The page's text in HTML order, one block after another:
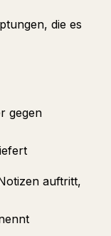
die es
gegen
auftritt,